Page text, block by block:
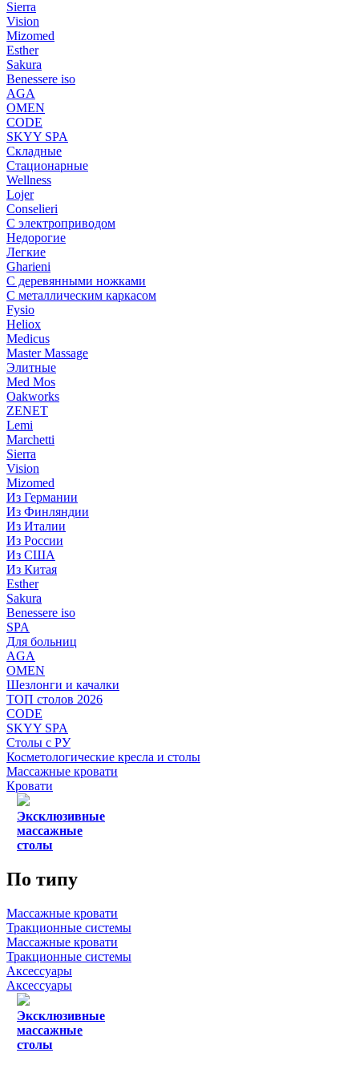
Sierra
Vision
Mizomed
Esther
Sakura
Benessere iso
AGA
OMEN
CODE
SKYY SPA
Складные
Стационарные
Wellness
Lojer
Conselieri
С электроприводом
Недорогие
Легкие
Gharieni
С деревянными ножками
С металлическим каркасом
Fysio
Heliox
Medicus
Master Massage
Элитные
Med Mos
Oakworks
ZENET
Lemi
Marchetti
Sierra
Vision
Mizomed
Из Германии
Из Финляндии
Из Италии
Из России
Из США
Из Китая
Esther
Sakura
Benessere iso
SPA
Для больниц
AGA
OMEN
Шезлонги и качалки
ТОП столов 2026
CODE
SKYY SPA
Столы с РУ
Косметологические кресла и столы
Массажные кровати
Кровати
Эксклюзивные
массажные
столы
По типу
Массажные кровати
Тракционные системы
Массажные кровати
Тракционные системы
Аксессуары
Аксессуары
Эксклюзивные
массажные
столы